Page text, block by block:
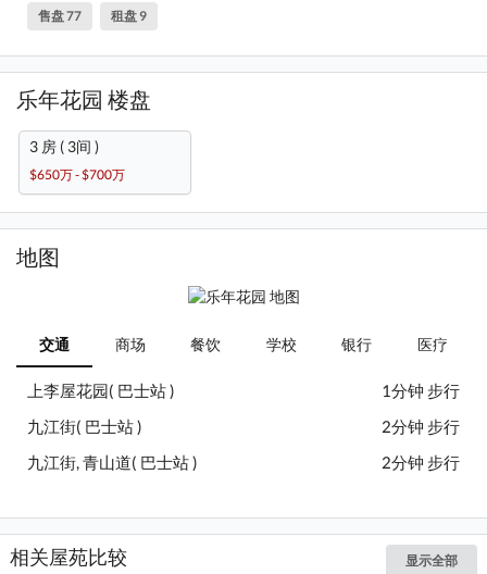
售盘 77 租盘 9
乐年花园 楼盘
3 房 ( 3间 )
$650万 - $700万
地图
交通 商场 餐饮 学校 银行 医疗
上李屋花园( 巴士站 )
1分钟 步行
九江街( 巴士站 )
2分钟 步行
九江街, 青山道( 巴士站 )
2分钟 步行
相关屋苑比较 显示全部